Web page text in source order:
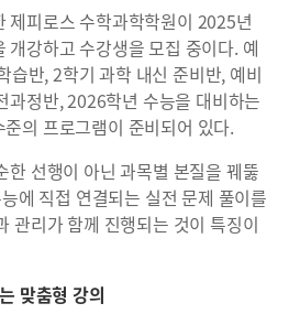
제피로스 수학과학학원이 2025년
개강하고 수강생을 모집 중이다. 예
습반, 2학기 과학 내신 준비반, 예비
과정반, 2026학년 수능을 대비하는
의 프로그램이 준비되어 있다.
한 선행이 아닌 과목별 본질을 꿰뚫
에 직접 연결되는 실전 문제 풀이를
관리가 함께 진행되는 것이 특징이
맞춤형 강의